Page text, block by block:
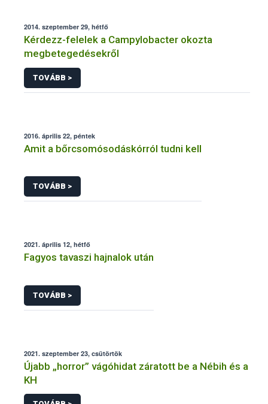
2014. szeptember 29, hétfő
Kérdezz-felelek a Campylobacter okozta
megbetegedésekről
TOVÁBB >
2016. április 22, péntek
Amit a bőrcsomósodáskórról tudni kell
TOVÁBB >
2021. április 12, hétfő
Fagyos tavaszi hajnalok után
TOVÁBB >
2021. szeptember 23, csütörtök
Újabb „horror” vágóhidat záratott be a Nébih és a
KH